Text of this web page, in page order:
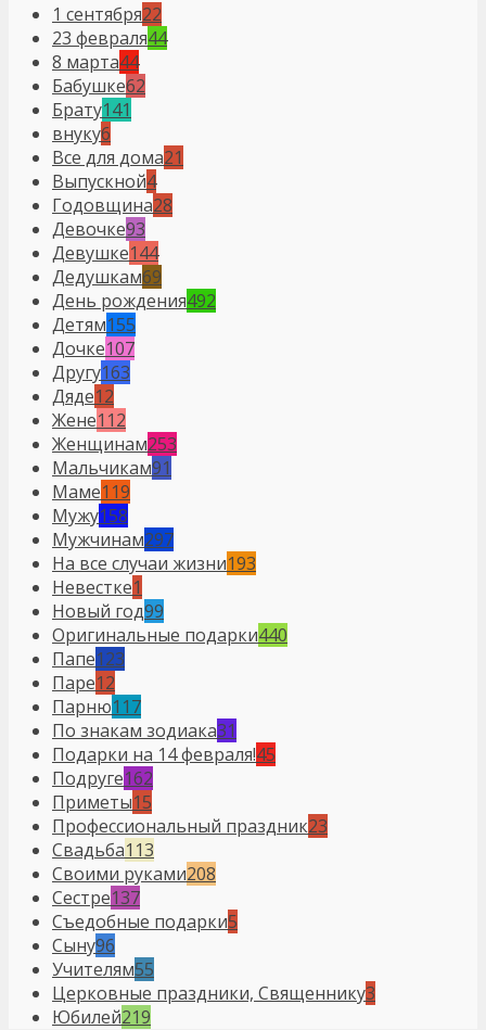
1 сентября22
23 февраля44
8 марта44
Бабушке62
Брату141
внуку6
Все для дома21
Выпускной4
Годовщина28
Девочке93
Девушке144
Дедушкам69
День рождения492
Детям155
Дочке107
Другу163
Дяде12
Жене112
Женщинам253
Мальчикам91
Маме119
Мужу158
Мужчинам297
На все случаи жизни193
Невестке1
Новый год99
Оригинальные подарки440
Папе123
Паре12
Парню117
По знакам зодиака31
Подарки на 14 февраля!45
Подруге162
Приметы15
Профессиональный праздник23
Свадьба113
Своими руками208
Сестре137
Съедобные подарки5
Сыну96
Учителям55
Церковные праздники, Священнику3
Юбилей219